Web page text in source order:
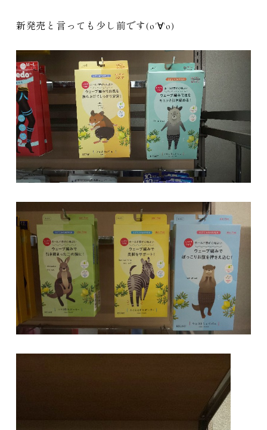
新発売と言っても少し前です(о´∀`о)